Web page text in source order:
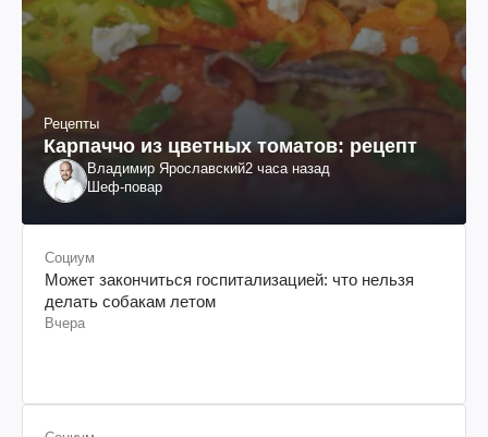
Рецепты
Карпаччо из цветных томатов: рецепт
Владимир Ярославский2 часа назад
Шеф-повар
Социум
Может закончиться госпитализацией: что нельзя
делать собакам летом
Вчера